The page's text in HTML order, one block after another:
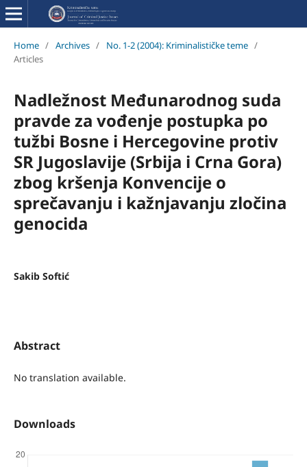
Home / Archives / No. 1-2 (2004): Kriminalističke teme /
Articles
Nadležnost Međunarodnog suda
pravde za vođenje postupka po
tužbi Bosne i Hercegovine protiv
SR Jugoslavije (Srbija i Crna Gora)
zbog kršenja Konvencije o
sprečavanju i kažnjavanju zločina
genocida
Sakib Softić
Abstract
No translation available.
Downloads